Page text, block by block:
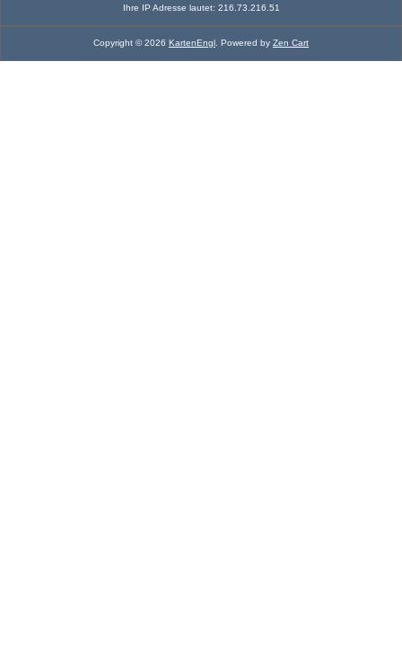
Ihre IP Adresse lautet: 216.73.216.51
Copyright © 2026 KartenEngl. Powered by Zen Cart